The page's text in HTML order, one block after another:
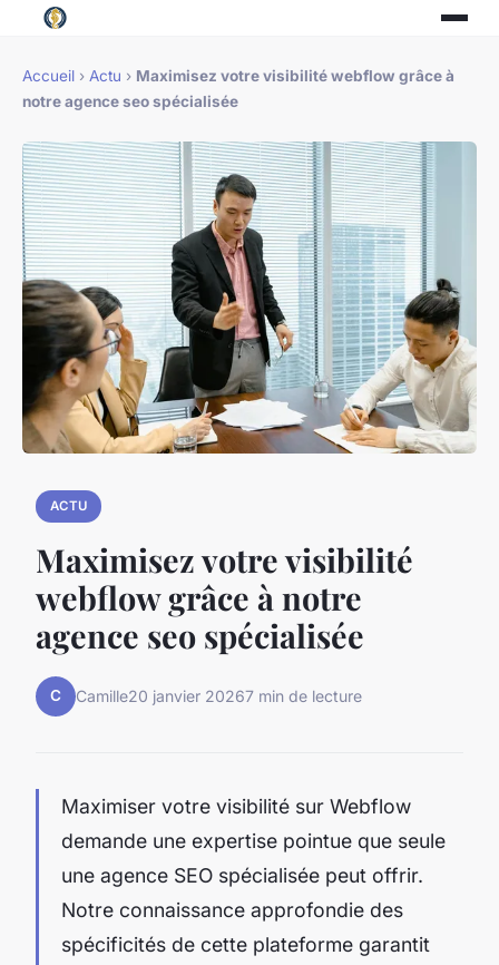
Accueil › Actu › Maximisez votre visibilité webflow grâce à
notre agence seo spécialisée
ACTU
Maximisez votre visibilité
webflow grâce à notre
agence seo spécialisée
C Camille20 janvier 20267 min de lecture
Maximiser votre visibilité sur Webflow
demande une expertise pointue que seule
une agence SEO spécialisée peut offrir.
Notre connaissance approfondie des
spécificités de cette plateforme garantit